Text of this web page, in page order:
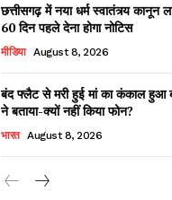
छत्तीसगढ़ में नया धर्म स्वातंत्र्य कानून
60 दिन पहले देना होगा नोटिस
मीडिया August 8, 2026
बंद फ्लैट से मरी हुई मां का कंकाल हुआ
ने बताया-क्यों नहीं किया फोन?
भारत August 8, 2026